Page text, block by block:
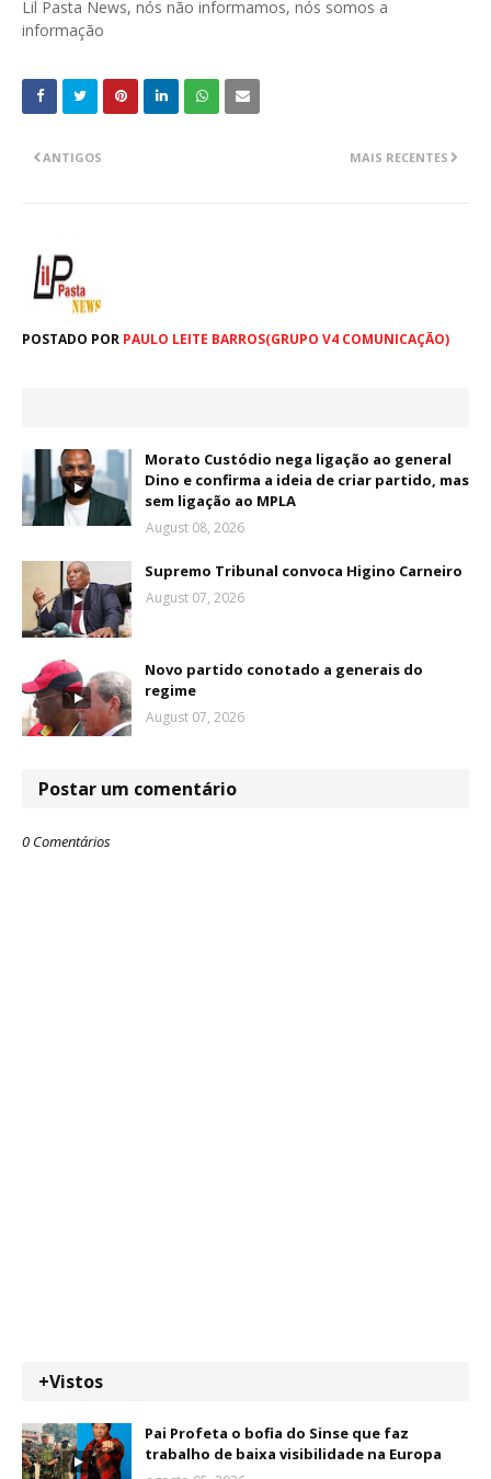
Lil Pasta News, nós não informamos, nós somos a
informação
MAIS RECENTES
ANTIGOS
POSTADO POR PAULO LEITE BARROS(GRUPO V4 COMUNICAÇÃO)
Morato Custódio nega ligação ao general
Dino e confirma a ideia de criar partido, mas
sem ligação ao MPLA
August 08, 2026
Supremo Tribunal convoca Higino Carneiro
August 07, 2026
Novo partido conotado a generais do
regime
August 07, 2026
Postar um comentário
0 Comentários
+Vistos
Pai Profeta o bofia do Sinse que faz
trabalho de baixa visibilidade na Europa